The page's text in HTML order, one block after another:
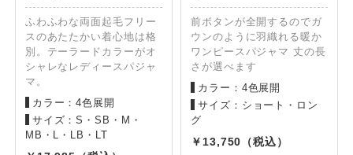
ふわふわな両面起毛フリー
スのあたたかい着心地は格
別。テーラードカラーがオ
シャレなレディースパジャ
マ。
カラー：4色展開
サイズ：S・SB・M・
MB・L・LB・LT
前ボタンが全開するのでガ
ウンのように羽織れる暖か
ワンピースパジャマ 丈の長
さが選べます
カラー：4色展開
サイズ：ショート・ロン
グ
13,750